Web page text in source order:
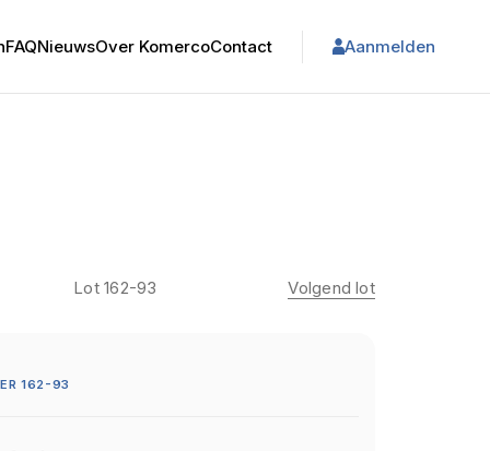
FAQNieuwsOver KomercoContact Aanmelden
Lot 162-93 Volgend lot
162-93